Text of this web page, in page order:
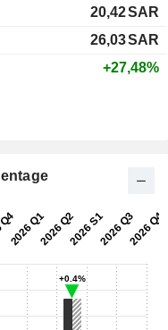
20,42SAR
26,03SAR
+27,48%